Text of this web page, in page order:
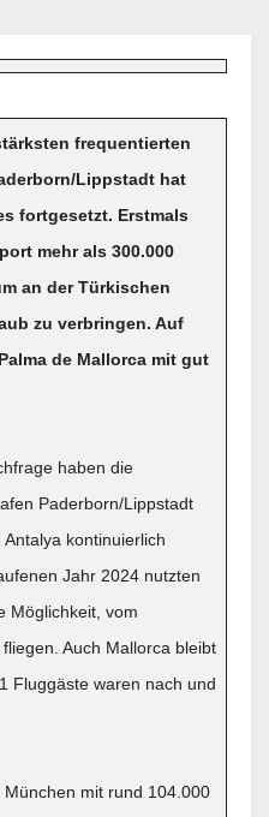
frequentierten
Lippstadt hat
fortgesetzt. Erstmals
mehr als 300.000
an der Türkischen
zu verbringen. Auf
de Mallorca mit gut
haben die
Paderborn/Lippstadt
kontinuierlich
Jahr 2024 nutzten
Möglichkeit, vom
Auch Mallorca bleibt
Fluggäste waren nach und
mit rund 104.000